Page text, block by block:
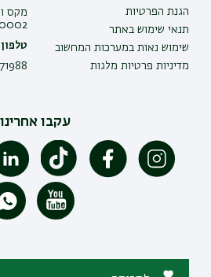
הגנת הפרטיות
תנאי שימוש באתר
שימוש נאות במערכות המחשוב
מדיניות פרטיות מלגות
מקס
עקבו אחרינו